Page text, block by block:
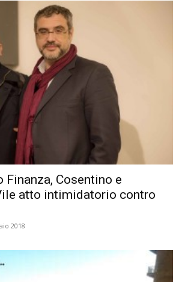
Finanza, Cosentino e
atto intimidatorio contro
2018